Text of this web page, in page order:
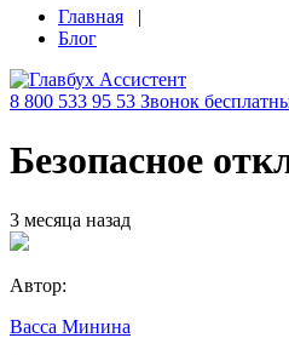
Главная |
Блог
8 800 533 95 53 Звонок
Безопасное
3 месяца назад
Автор:
Васса Минина